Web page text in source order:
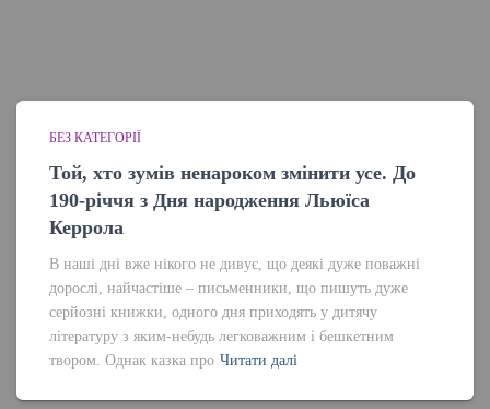
БЕЗ КАТЕГОРІЇ
Той, хто зумів ненароком змінити усе. До
190-річчя з Дня народження Льюїса
Керрола
В наші дні вже нікого не дивує, що деякі дуже поважні
дорослі, найчастіше – письменники, що пишуть дуже
серйозні книжки, одного дня приходять у дитячу
літературу з яким-небудь легковажним і бешкетним
твором. Однак казка про Читати далі